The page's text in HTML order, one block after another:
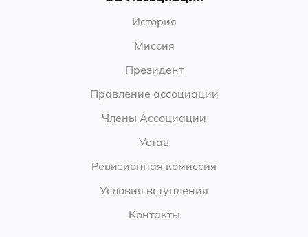
История
Миссия
Президент
Правление ассоциации
Члены Ассоциации
Устав
Ревизионная комиссия
Условия вступления
Контакты